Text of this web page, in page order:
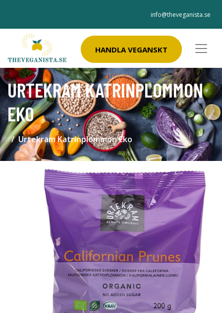
info@theveganista.se
HANDLA VEGANSKT
URTEKRAM KATRINPLOMMON
EKO
Urtekram Katrinplommon Eko